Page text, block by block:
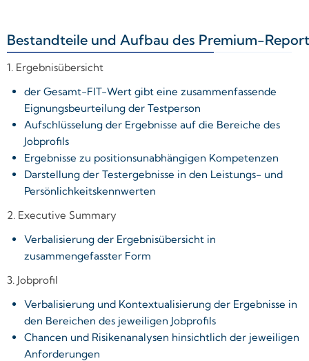
Bestandteile und Aufbau des Premium-
+
1. Ergebnisübersicht
der Gesamt-FIT-Wert gibt eine zusammenfassende
Eignungsbeurteilung der Testperson
Aufschlüsselung der Ergebnisse auf die Bereiche des
Jobprofils
Ergebnisse zu positionsunabhängigen Kompetenzen
Darstellung der Testergebnisse in den Leistungs- und
Persönlichkeitskennwerten
2. Executive Summary
Verbalisierung der Ergebnisübersicht in
zusammengefasster Form
3. Jobprofil
Verbalisierung und Kontextualisierung der Ergebnisse in
den Bereichen des jeweiligen Jobprofils
Chancen und Risikenanalysen hinsichtlich der jeweiligen
Anforderungen